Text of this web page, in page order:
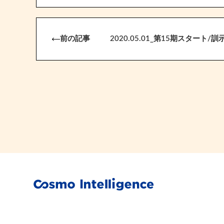
前の記事 2020.05.01_第15期スタート/訓